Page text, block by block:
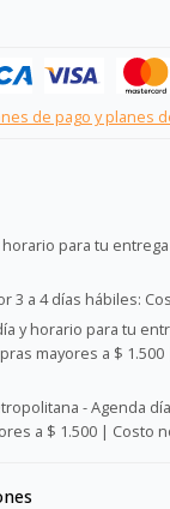
de pago y planes
para tu
3 a 4 días hábiles:
y horario para tu
mayores a $
- Agenda
a $ 1.500 | Costo